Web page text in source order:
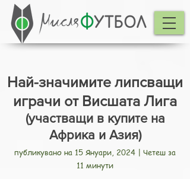
Най-значимите липсващи
играчи от Висшата Лига
(участващи в купите на
Африка и Азия)
публикувано на 15 Януари, 2024 | Четеш за
11 минути